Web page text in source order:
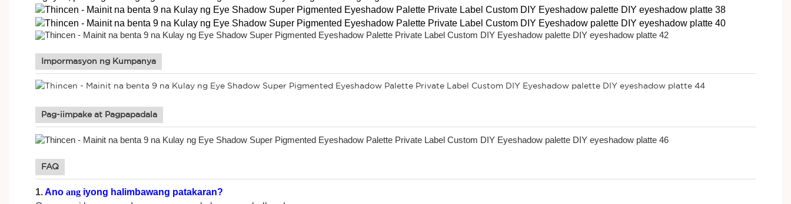
Impormasyon ng Kumpanya
Pag-iimpake at Pagpapadala
FAQ
1.Ano ang iyong halimbawang patakaran?